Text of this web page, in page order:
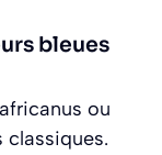
bleues
ou
classiques.